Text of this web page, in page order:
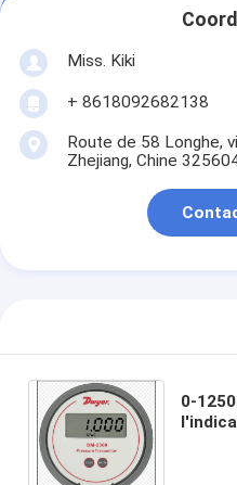
Miss. Kiki
+ 8618092682138
Route de 58 Longhe,
Zhejiang, Chine
0-